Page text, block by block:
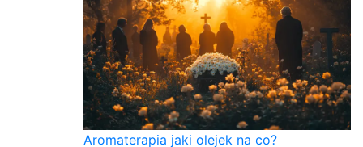
Aromaterapia jaki olejek na co?